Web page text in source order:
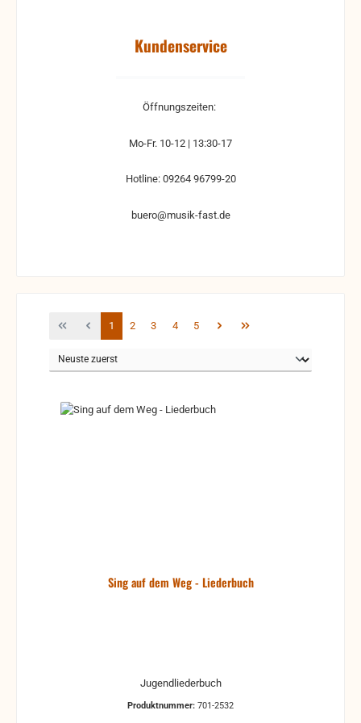
Kundenservice
Öffnungszeiten:
Mo-Fr. 10-12 | 13:30-17
Hotline: 09264 96799-20
buero@musik-fast.de
Seite
1 Seite
2 Seite
3 Seite
4 Seite
5
Sing auf dem Weg - Liederbuch
Jugendliederbuch
Produktnummer: 701-2532